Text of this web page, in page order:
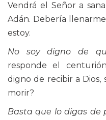
Vendrá el Señor a
Adán. Debería
estoy.
No soy digno de
responde el
digno de recibir a Dios,
morir?
Basta que lo digas de